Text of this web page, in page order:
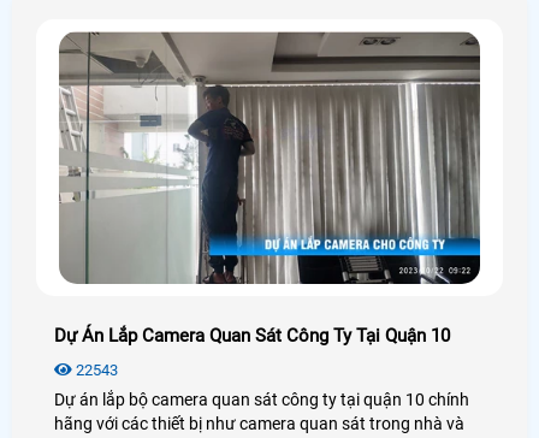
Dự Án Lắp Camera Quan Sát Công Ty Tại Quận 10
22543
Dự án lắp bộ camera quan sát công ty tại quận 10 chính
hãng với các thiết bị như camera quan sát trong nhà và